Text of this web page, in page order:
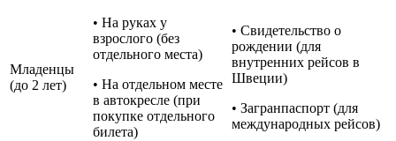
Младенцы
(до 2 лет)
• На руках у
взрослого (без
отдельного места)
• На отдельном месте
в автокресле (при
покупке отдельного
билета)
• Свидетельство о
рождении (для
внутренних рейсов в
Швеции)
• Загранпаспорт (для
международных рейсов)